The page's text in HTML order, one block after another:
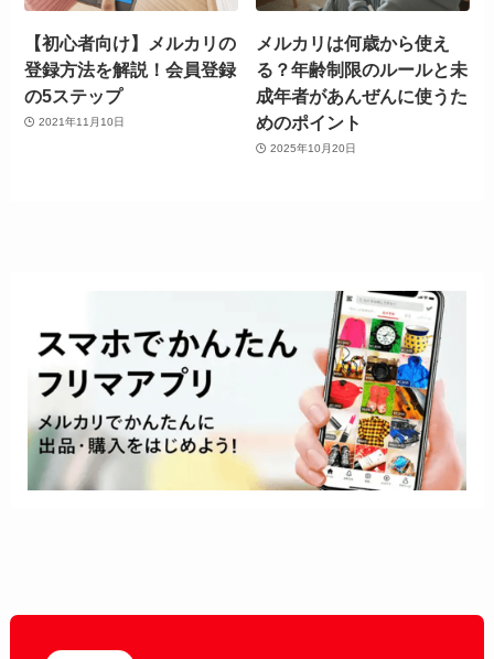
【初心者向け】メルカリの
登録方法を解説！会員登録
の5ステップ
2021年11月10日
メルカリは何歳から使え
る？年齢制限のルールと未
成年者があんぜんに使うた
めのポイント
2025年10月20日